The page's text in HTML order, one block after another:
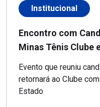
Institucional
Encontro com
Minas Tênis Clube
Evento que reuniu
retornará ao Clube
Estado